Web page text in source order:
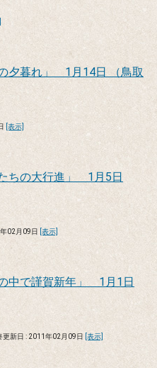
の夕暮れ」 1月14日 （鳥取
[表示]
たちの大行進」 1月5日
02月09日 [表示]
の中で謹賀新年」 1月1日
更新日 : 2011年02月09日 [表示]